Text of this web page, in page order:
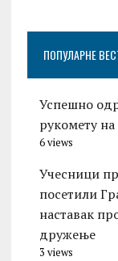
ПОПУЛАРНЕ
Успешно
рукомету
6 views
Учесници
посетили
наставак
дружење
3 views